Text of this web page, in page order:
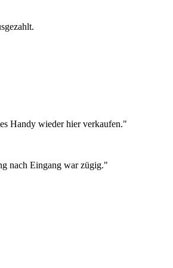
Handy wieder hier verkaufen."
nach Eingang war zügig."